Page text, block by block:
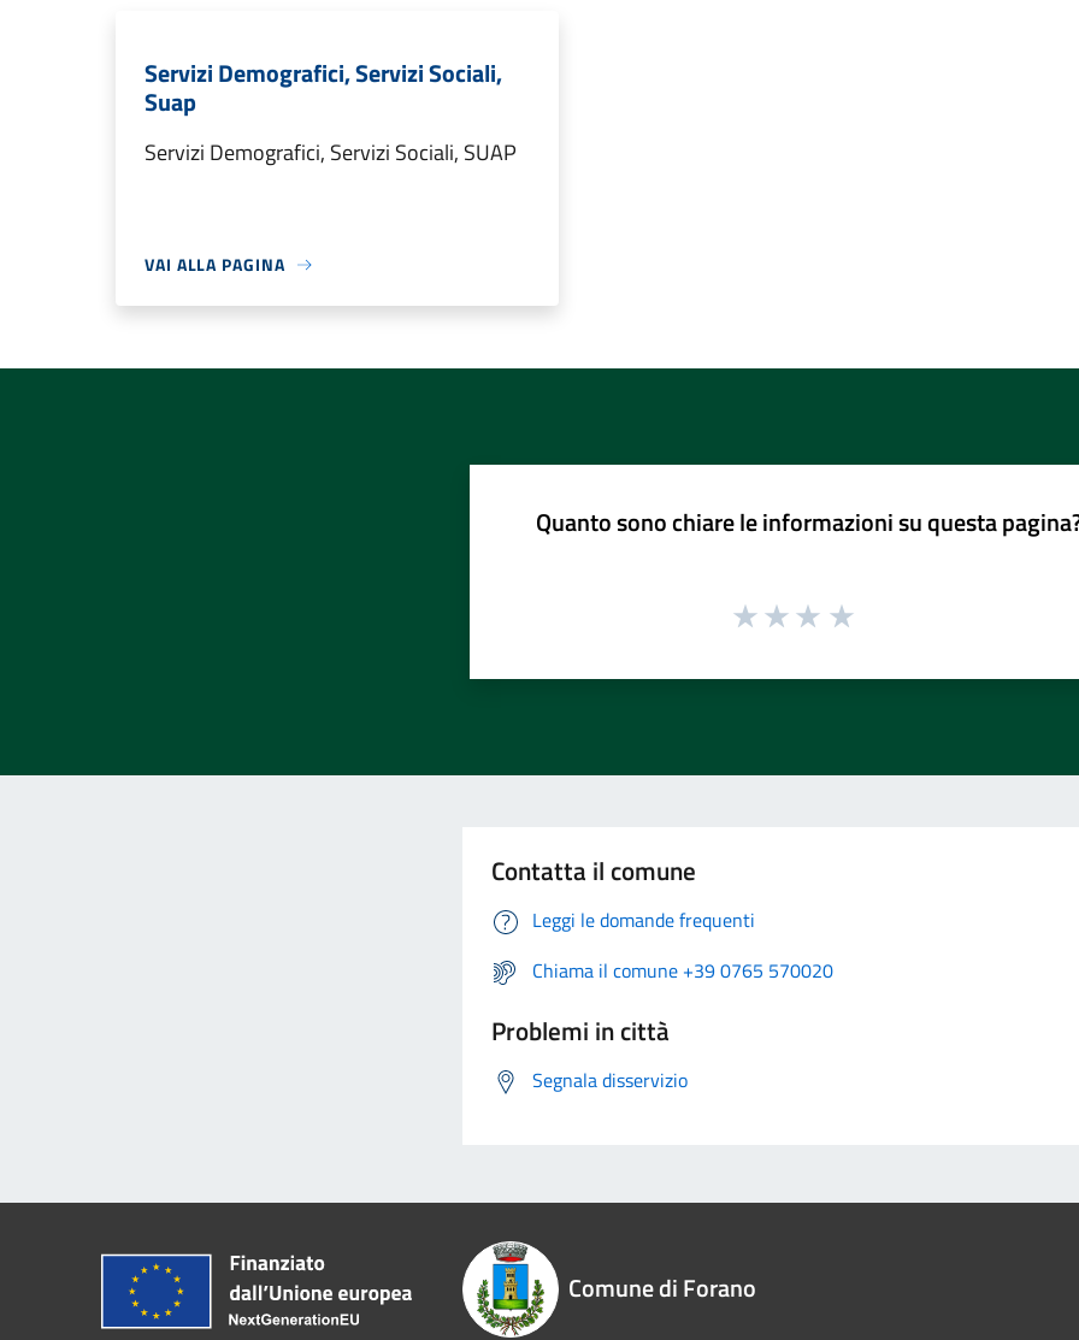
Servizi Demografici, Servizi Sociali,
Suap
Servizi Demografici, Servizi Sociali, SUAP
VAI ALLA PAGINA
Quanto sono chiare le informazioni su questa
Contatta il comune
Leggi le domande frequenti
Chiama il comune +39 0765 570020
Problemi in città
Segnala disservizio
Comune di Forano